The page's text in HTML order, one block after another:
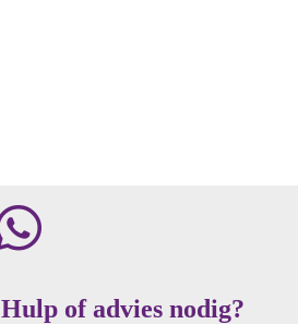
Hulp of advies nodig?